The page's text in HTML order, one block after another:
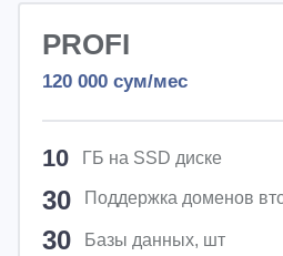
PROFI
120 000 сум/мес
10 ГБ на SSD диске
30 Поддержка доменов
30 Базы данных, шт